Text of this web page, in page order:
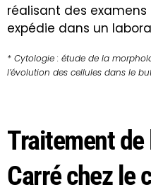
réalisant des
expédie dans un
* Cytologie : étude de la
l’évolution des cellules dans le
Traitement
Carré chez le